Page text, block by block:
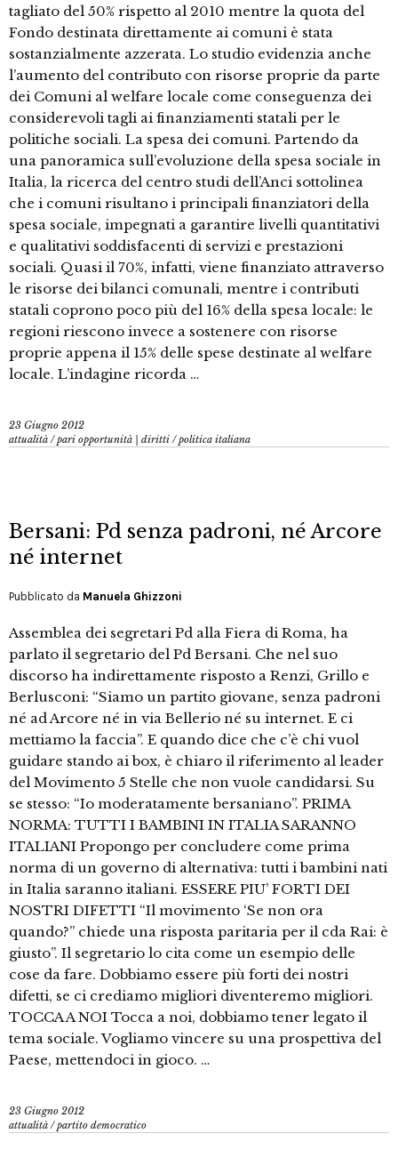
tagliato del 50% rispetto al 2010 mentre la quota del
Fondo destinata direttamente ai comuni è stata
sostanzialmente azzerata. Lo studio evidenzia anche
l’aumento del contributo con risorse proprie da parte
dei Comuni al welfare locale come conseguenza dei
considerevoli tagli ai finanziamenti statali per le
politiche sociali. La spesa dei comuni. Partendo da
una panoramica sull’evoluzione della spesa sociale in
Italia, la ricerca del centro studi dell’Anci sottolinea
che i comuni risultano i principali finanziatori della
spesa sociale, impegnati a garantire livelli quantitativi
e qualitativi soddisfacenti di servizi e prestazioni
sociali. Quasi il 70%, infatti, viene finanziato attraverso
le risorse dei bilanci comunali, mentre i contributi
statali coprono poco più del 16% della spesa locale: le
regioni riescono invece a sostenere con risorse
proprie appena il 15% delle spese destinate al welfare
locale. L’indagine ricorda …
23 Giugno 2012
attualità /pari opportunità | diritti /politica italiana
Bersani: Pd senza padroni, né Arcore
né internet
Pubblicato da Manuela Ghizzoni
Assemblea dei segretari Pd alla Fiera di Roma, ha
parlato il segretario del Pd Bersani. Che nel suo
discorso ha indirettamente risposto a Renzi, Grillo e
Berlusconi: “Siamo un partito giovane, senza padroni
né ad Arcore né in via Bellerio né su internet. E ci
mettiamo la faccia”. E quando dice che c’è chi vuol
guidare stando ai box, è chiaro il riferimento al leader
del Movimento 5 Stelle che non vuole candidarsi. Su
se stesso: “Io moderatamente bersaniano”. PRIMA
NORMA: TUTTI I BAMBINI IN ITALIA SARANNO
ITALIANI Propongo per concludere come prima
norma di un governo di alternativa: tutti i bambini nati
in Italia saranno italiani. ESSERE PIU’ FORTI DEI
NOSTRI DIFETTI “Il movimento ‘Se non ora
quando?” chiede una risposta paritaria per il cda Rai: è
giusto”. Il segretario lo cita come un esempio delle
cose da fare. Dobbiamo essere più forti dei nostri
difetti, se ci crediamo migliori diventeremo migliori.
TOCCA A NOI Tocca a noi, dobbiamo tener legato il
tema sociale. Vogliamo vincere su una prospettiva del
Paese, mettendoci in gioco. …
23 Giugno 2012
attualità /partito democratico